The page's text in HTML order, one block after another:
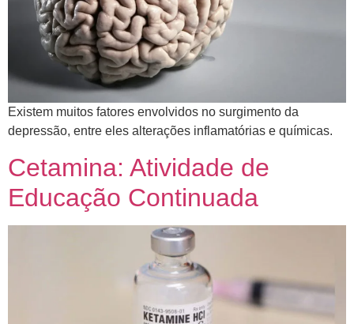
​Existem muitos fatores envolvidos no surgimento da
depressão, entre eles alterações inflamatórias e químicas.
Cetamina: Atividade de
Educação Continuada